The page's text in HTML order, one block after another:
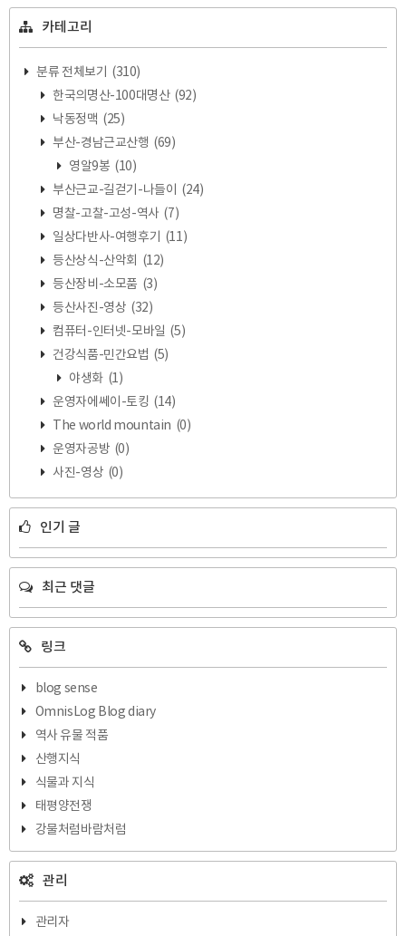
카테고리
분류 전체보기
(310)
한국의명산-100대명산 (92)
낙동정맥 (25)
부산-경남근교산행 (69)
영알9봉 (10)
부산근교-길걷기-나들이
(24)
명찰-고찰-고성-역사 (7)
일상다반사-여행후기
(11)
등산상식-산악회
(12)
등산장비-소모품 (3)
등산사진-영상 (32)
컴퓨터-인터넷-모바일 (5)
건강식품-민간요법 (5)
야생화 (1)
운영자에쎄이-토킹 (14)
The world mountain (0)
운영자공방 (0)
사진-영상 (0)
인기 글
최근 댓글
링크
blog sense
OmnisLog Blog diary
역사 유물 적품
산행지식
식물과 지식
태평양전쟁
강물처럼바람처럼
관리
관리자